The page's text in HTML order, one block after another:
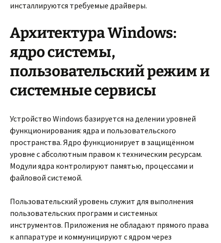
инсталлируются требуемые драйверы.
Архитектура Windows:
ядро системы,
пользовательский режим и
системные сервисы
Устройство Windows базируется на делении уровней
функционирования: ядра и пользовательского
пространства. Ядро функционирует в защищённом
уровне с абсолютным правом к техническим ресурсам.
Модули ядра контролируют памятью, процессами и
файловой системой.
Пользовательский уровень служит для выполнения
пользовательских программ и системных
инструментов. Приложения не обладают прямого права
к аппаратуре и коммуницируют с ядром через